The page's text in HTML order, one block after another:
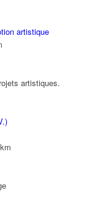
artistique
artistiques.